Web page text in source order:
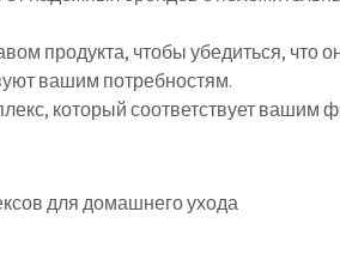
продукта, чтобы убедиться, что
вашим потребностям.
который соответствует вашим
для домашнего ухода